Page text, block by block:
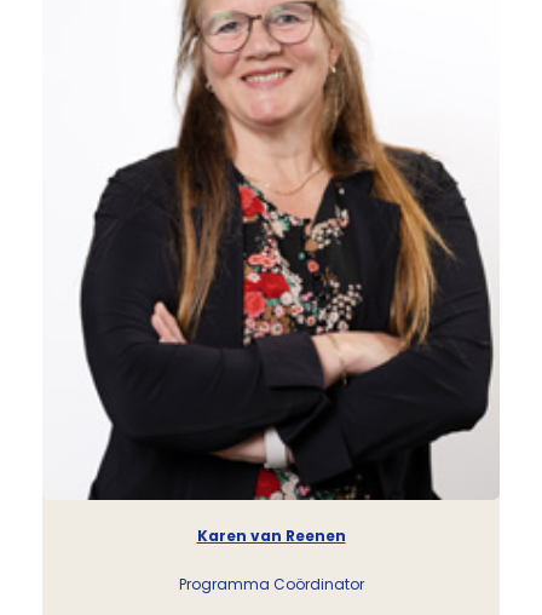
Karen van Reenen
Programma Coördinator